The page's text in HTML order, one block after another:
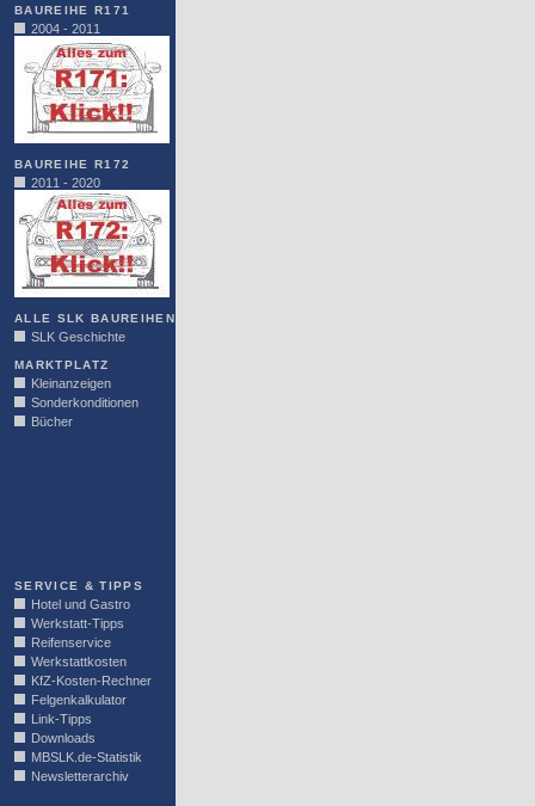
BAUREIHE R171
2004 - 2011
BAUREIHE R172
2011 - 2020
ALLE SLK BAUREIHEN
SLK Geschichte
MARKTPLATZ
Kleinanzeigen
Sonderkonditionen
Bücher
SERVICE & TIPPS
Hotel und Gastro
Werkstatt-Tipps
Reifenservice
Werkstattkosten
KfZ-Kosten-Rechner
Felgenkalkulator
Link-Tipps
Downloads
MBSLK.de-Statistik
Newsletterarchiv